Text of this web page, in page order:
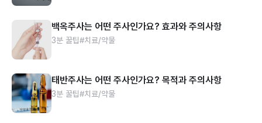
백옥주사는 어떤 주사인가요? 효과와 주의사항
3분 꿀팁#치료/약물
태반주사는 어떤 주사인가요? 목적과 주의사항
3분 꿀팁#치료/약물